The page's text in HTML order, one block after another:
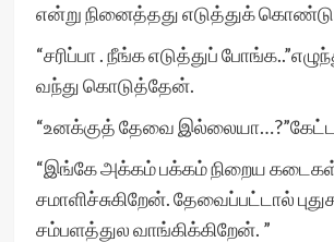
என்று நினைத்தது எடுத்துக்
“சரிப்பா . நீங்க எடுத்துப்
வந்து கொடுத்தேன்.
“உனக்குத் தேவை
“இங்கே அக்கம் பக்கம் நிறைய கடைகள்
சமாளிச்சுகிறேன். தேவைப்பட்டால்
சம்பளத்துல வாங்கிக்கிறேன். ”